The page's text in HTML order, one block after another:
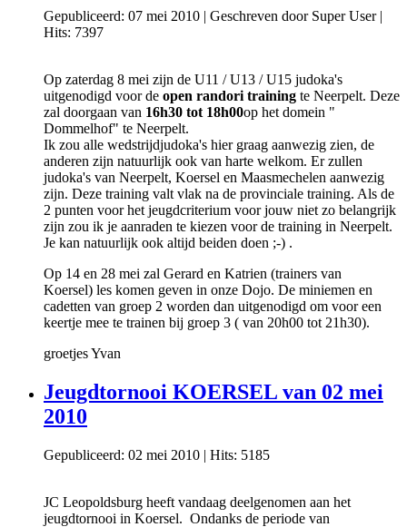
Gepubliceerd: 07 mei 2010 | Geschreven door Super User|
Hits: 7397
Op zaterdag 8 mei zijn de U11 / U13 / U15 judoka's
uitgenodigd voor de open randori training te Neerpelt. Deze
zal doorgaan van 16h30 tot 18h00op het domein "
Dommelhof" te Neerpelt.
Ik zou alle wedstrijdjudoka's hier graag aanwezig zien, de
anderen zijn natuurlijk ook van harte welkom. Er zullen
judoka's van Neerpelt, Koersel en Maasmechelen aanwezig
zijn. Deze training valt vlak na de provinciale training. Als de
2 punten voor het jeugdcriterium voor jouw niet zo belangrijk
zijn zou ik je aanraden te kiezen voor de training in Neerpelt.
Je kan natuurlijk ook altijd beiden doen ;-) .
Op 14 en 28 mei zal Gerard en Katrien (trainers van
Koersel) les komen geven in onze Dojo. De miniemen en
cadetten van groep 2 worden dan uitgenodigd om voor een
keertje mee te trainen bij groep 3 ( van 20h00 tot 21h30).
groetjes Yvan
Jeugdtornooi KOERSEL van 02 mei
2010
Gepubliceerd: 02 mei 2010 | Hits: 5185
JC Leopoldsburg heeft vandaag deelgenomen aan het
jeugdtornooi in Koersel. Ondanks de periode van